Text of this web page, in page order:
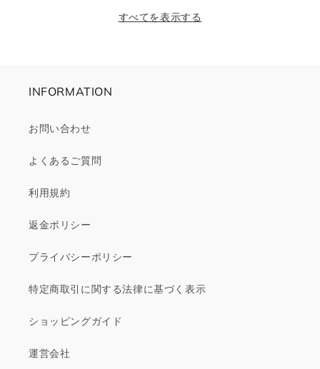
格
価
すべてを表示する
INFORMATION
お問い合わせ
よくあるご質問
利用規約
返金ポリシー
プライバシーポリシー
特定商取引に関する法律に基づく表示
ショッピングガイド
運営会社